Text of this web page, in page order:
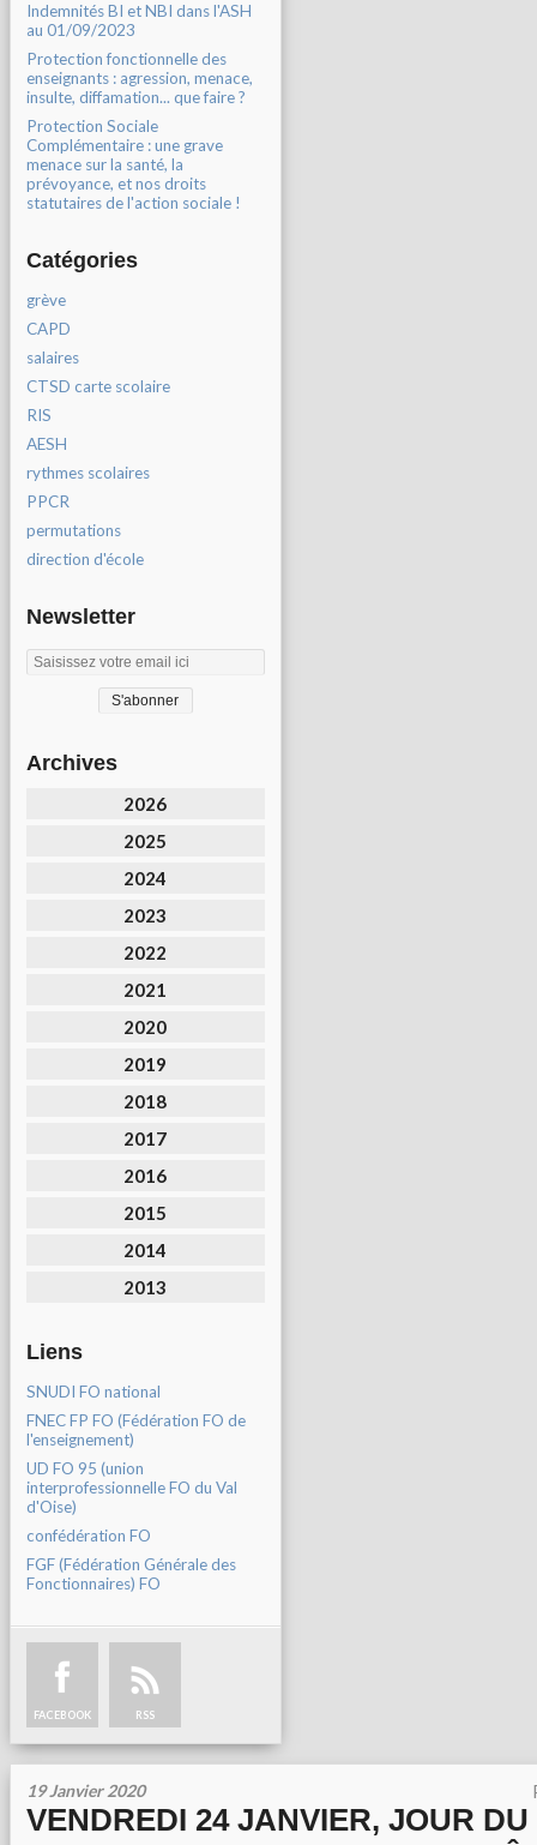
Indemnités BI et NBI dans l'ASH
au 01/09/2023
Protection fonctionnelle des
enseignants : agression, menace,
insulte, diffamation... que faire ?
Protection Sociale
Complémentaire : une grave
menace sur la santé, la
prévoyance, et nos droits
statutaires de l'action sociale !
Catégories
grève
CAPD
salaires
CTSD carte scolaire
RIS
AESH
rythmes scolaires
PPCR
permutations
direction d'école
Newsletter
Archives
2026
2025
2024
2023
2022
2021
2020
2019
2018
2017
2016
2015
2014
2013
Liens
SNUDI FO national
FNEC FP FO (Fédération FO de
l'enseignement)
UD FO 95 (union
interprofessionnelle FO du Val
d'Oise)
confédération FO
FGF (Fédération Générale des
Fonctionnaires) FO
FACEBOOK RSS
19 Janvier 2020
VENDREDI 24 JANVIER, JOUR